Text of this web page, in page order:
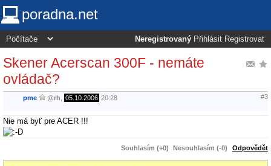
poradna.net
Neregistrovaný Přihlásit Registrovat
Skener Acerscan 300F - nemáte
ovládač?
pme @rh 05.10.2006 20:28 #3
Nie má byť pre ACER !!!
Souhlasím (+0) Nesouhlasím (-0) Odpovědět